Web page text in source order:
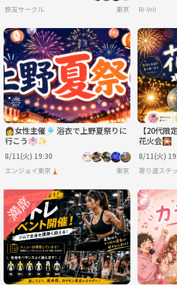
旅友サークル 東京 Ri-Vril
👩女性主催🎐 浴衣で上野夏祭りに
行こう👘✨
8/11(火) 19:30
エンジョイ東京🗼 東京
【20代
花火会🎇
8/11(火)
寄り道ス